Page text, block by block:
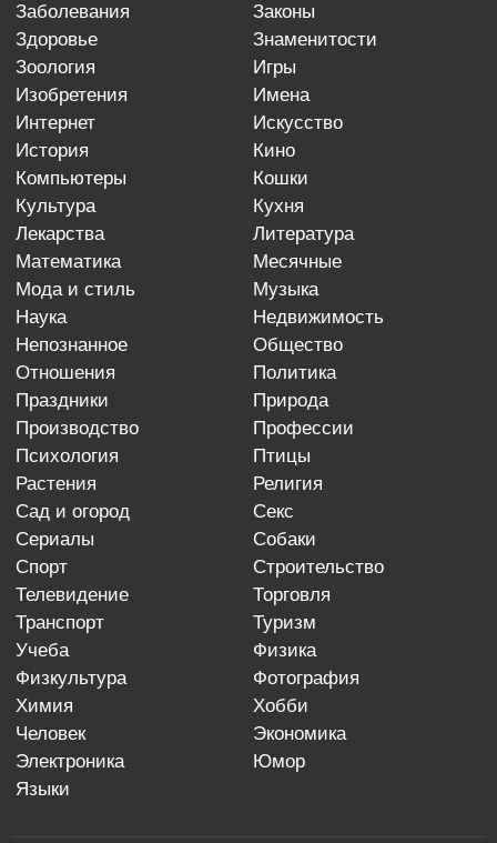
заболевания
законы
здоровье
знаменитости
зоология
игры
изобретения
имена
интернет
искусство
история
кино
компьютеры
кошки
культура
кухня
лекарства
литература
математика
месячные
мода и стиль
музыка
наука
недвижимость
непознанное
общество
отношения
политика
праздники
природа
производство
профессии
психология
птицы
растения
религия
сад и огород
секс
сериалы
собаки
спорт
строительство
телевидение
торговля
транспорт
туризм
учеба
физика
физкультура
фотография
химия
хобби
человек
экономика
электроника
юмор
языки